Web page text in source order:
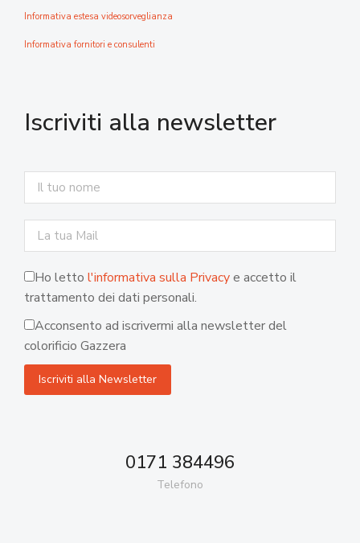
Informativa estesa videosorveglianza
Informativa fornitori e consulenti
Iscriviti alla newsletter
Ho letto l'informativa sulla Privacye accetto il
trattamento dei dati personali.
Acconsento ad iscrivermi alla newsletter del
colorificio Gazzera
0171 384496
Telefono